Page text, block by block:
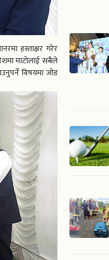
हस्ताक्षर गरेर
माटोलाई सबैले
विषयमा जोड